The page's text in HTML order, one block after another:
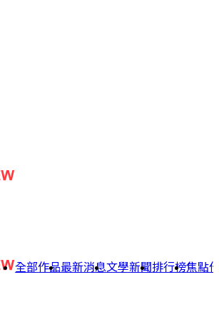
全部作品最新消息文學新聞排行榜焦點